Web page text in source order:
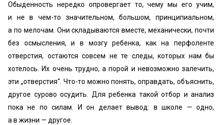
Обыденность нередко опровергает то, чему мы его учим,
и не в чем-то значительном, большом, принципиальном,
а по мелочам. Они складываются вместе, механически, почти
без осмысления, и в мозгу ребенка, как на перфоленте
отверстия, остаются совсем не те следы, которых нам бы
хотелось. Их очень трудно, а порой и невозможно залечить,
эти „отверстия“. Что-то можно понять, оправдать, объяснить,
другое сурово осудить. Для ребенка такой отбор и анализ
пока не по силам. И он делает вывод: в школе — одно,
а в жизни — другое.